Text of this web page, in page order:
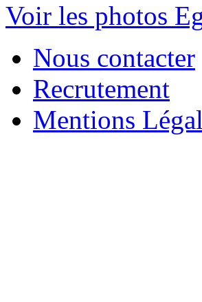
Voir les photos
Nous contacter
Recrutement
Mentions